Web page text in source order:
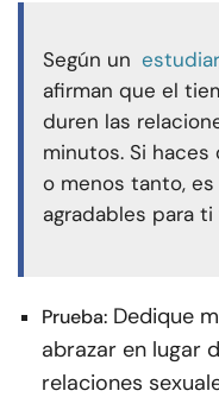
Según un
afirman que el
duren las
minutos. Si
o menos tanto,
agradables para
Prueba: Dedique
abrazar en lugar
relaciones